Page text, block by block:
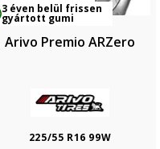
3 éven belül frissen
gyártott gumi
Arivo Premio ARZero
225/55 R16 99W